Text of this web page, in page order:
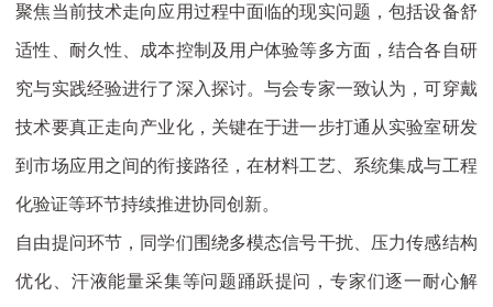
聚焦当前技术走向应用过程中面临的现实问题，包括设备舒
适性、耐久性、成本控制及用户体验等多方面，结合各自研
究与实践经验进行了深入探讨。与会专家一致认为，可穿戴
技术要真正走向产业化，关键在于进一步打通从实验室研发
到市场应用之间的衔接路径，在材料工艺、系统集成与工程
化验证等环节持续推进协同创新。
自由提问环节，同学们围绕多模态信号干扰、压力传感结构
优化、汗液能量采集等问题踊跃提问，专家们逐一耐心解